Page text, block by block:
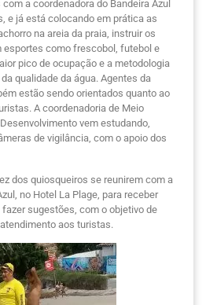
a coordenadora do Bandeira Azul
e já está colocando em prática as
na areia da praia, instruir os
esportes como frescobol, futebol e
pico de ocupação e a metodologia
qualidade da água. Agentes da
estão sendo orientados quanto ao
A coordenadoria de Meio
vem estudando,
de vigilância, com o apoio dos
dos quiosqueiros se reunirem com a
no Hotel La Plage, para receber
sugestões, com o objetivo de
aos turistas.